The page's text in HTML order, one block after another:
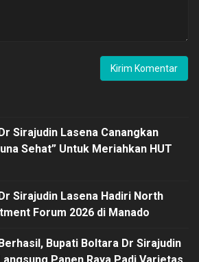
Sirajudin Lasena Canangkan
Sehat” Untuk Meriahkan HUT
Sirajudin Lasena Hadiri North
Forum 2026 di Manado
Bupati Boltara Dr Sirajudin
Panen Raya Padi Varietas